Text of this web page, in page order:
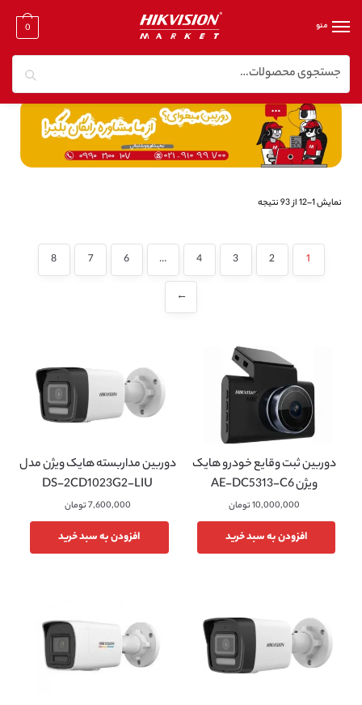
منو 0
خانه / دوربین مدار بسته میکروفون دار
نمایش 1–12 از 93 نتیجه
1
2
3
4
…
6
7
8
←
دوربین ثبت وقایع خودرو هایک
ویژن AE-DC5313-C6
10,000,000تومان
افزودن به سبد خرید
دوربین مداربسته هایک ویژن مدل
DS-2CD1023G2-LIU
7,600,000تومان
افزودن به سبد خرید